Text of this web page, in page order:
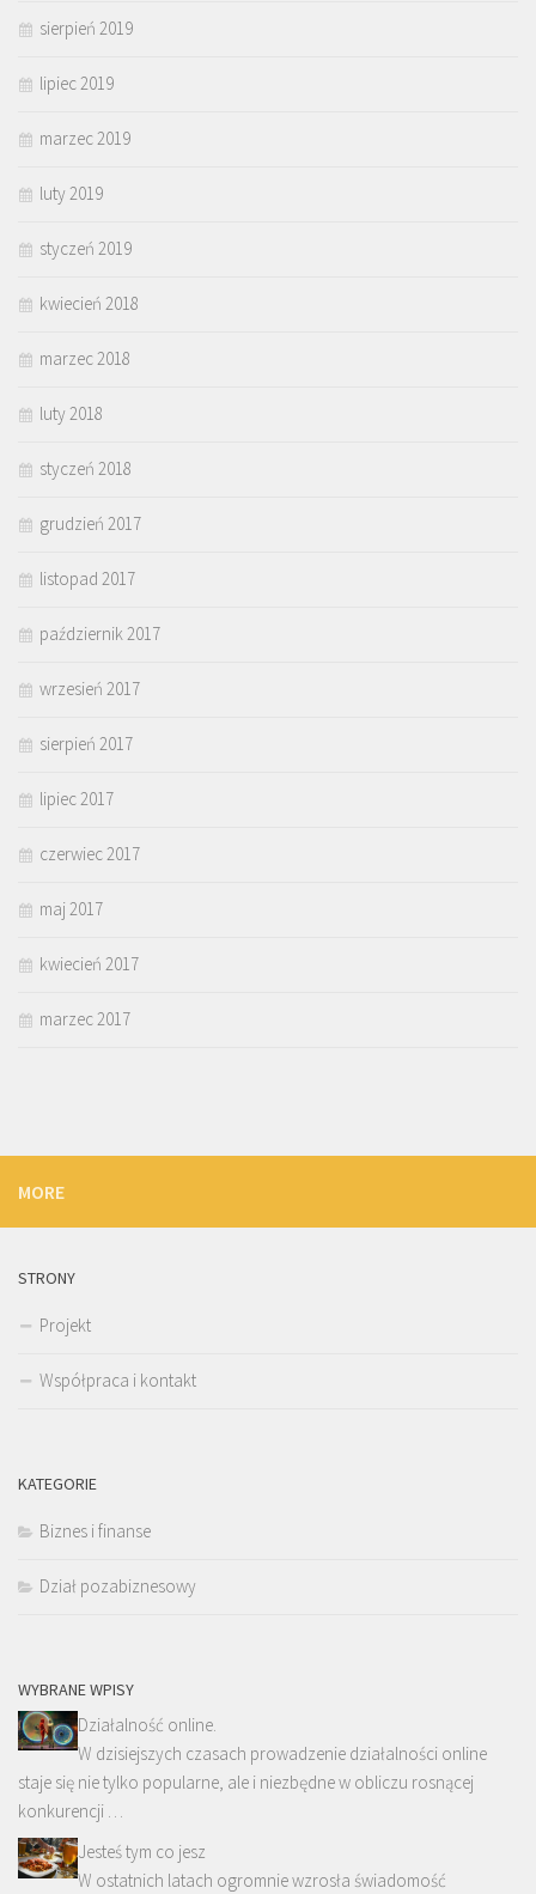
sierpień 2019
lipiec 2019
marzec 2019
luty 2019
styczeń 2019
kwiecień 2018
marzec 2018
luty 2018
styczeń 2018
grudzień 2017
listopad 2017
październik 2017
wrzesień 2017
sierpień 2017
lipiec 2017
czerwiec 2017
maj 2017
kwiecień 2017
marzec 2017
MORE
STRONY
Projekt
Współpraca i kontakt
KATEGORIE
Biznes i finanse
Dział pozabiznesowy
WYBRANE WPISY
Działalność online.
W dzisiejszych czasach prowadzenie działalności online
staje się nie tylko popularne, ale i niezbędne w obliczu rosnącej
konkurencji …
Jesteś tym co jesz
W ostatnich latach ogromnie wzrosła świadomość